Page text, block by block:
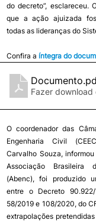
do decreto”, esclareceu.
que a ação ajuizada
todas as lideranças do
Confira a íntegra do
Documento
Fazer download
O coordenador das
Engenharia Civil
Carvalho Souza,
Associação Brasileira
(Abenc), foi produzido
entre o Decreto
58/2019 e 108/2020, do
extrapolações